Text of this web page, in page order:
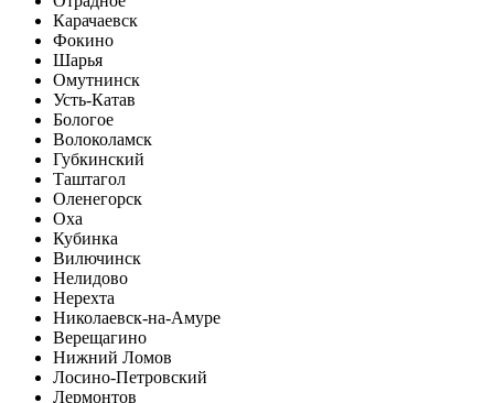
Карачаевск
Фокино
Шарья
Омутнинск
Усть-Катав
Бологое
Волоколамск
Губкинский
Таштагол
Оленегорск
Оха
Кубинка
Вилючинск
Нелидово
Нерехта
Николаевск-на-Амуре
Верещагино
Нижний Ломов
Лосино-Петровский
Лермонтов